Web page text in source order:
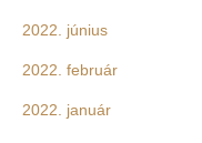
2022. június
2022. február
2022. január